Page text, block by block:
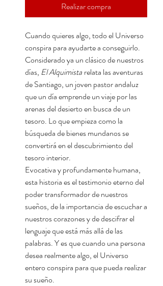
Realizar compra
Cuando quieres algo, todo el Universo
conspira para ayudarte a conseguirlo.
Considerado ya un clásico de nuestros
días, El Alquimista relata las aventuras
de Santiago, un joven pastor andaluz
que un día emprende un viaje por las
arenas del desierto en busca de un
tesoro. Lo que empieza como la
búsqueda de bienes mundanos se
convertirá en el descubrimiento del
tesoro interior.
Evocativa y profundamente humana,
esta historia es el testimonio eterno del
poder transformador de nuestros
sueños, de la importancia de escuchar a
nuestros corazones y de descifrar el
lenguaje que está más allá de las
palabras. Y es que cuando una persona
desea realmente algo, el Universo
entero conspira para que pueda realizar
su sueño.